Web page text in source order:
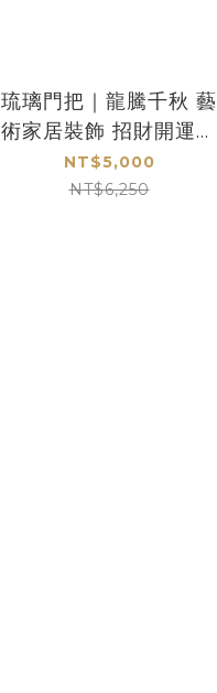
琉璃門把｜龍騰千秋 藝
術家居裝飾 招財開運首
選
NT$5,000
NT$6,250